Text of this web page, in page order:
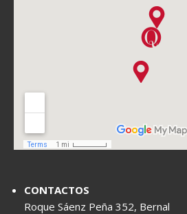
CONTACTOS
Roque Sáenz Peña 352, Bernal